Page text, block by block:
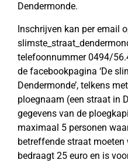
Dendermonde.
Inschrijven kan per email
telefoonnummer 0494/
de facebookpagina ‘De
Dendermonde’, telkens
ploegnaam (een straat in
gegevens van de
maximaal 5 personen
betreffende straat moeten
bedraagt 25 euro en is